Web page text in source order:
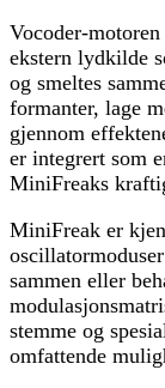
Vocoder-
ekstern lydkilde
og smeltes
formanter, lage
gjennom
er integrert som
MiniFreaks
MiniFreak er
sammen eller
stemme og
omfattende